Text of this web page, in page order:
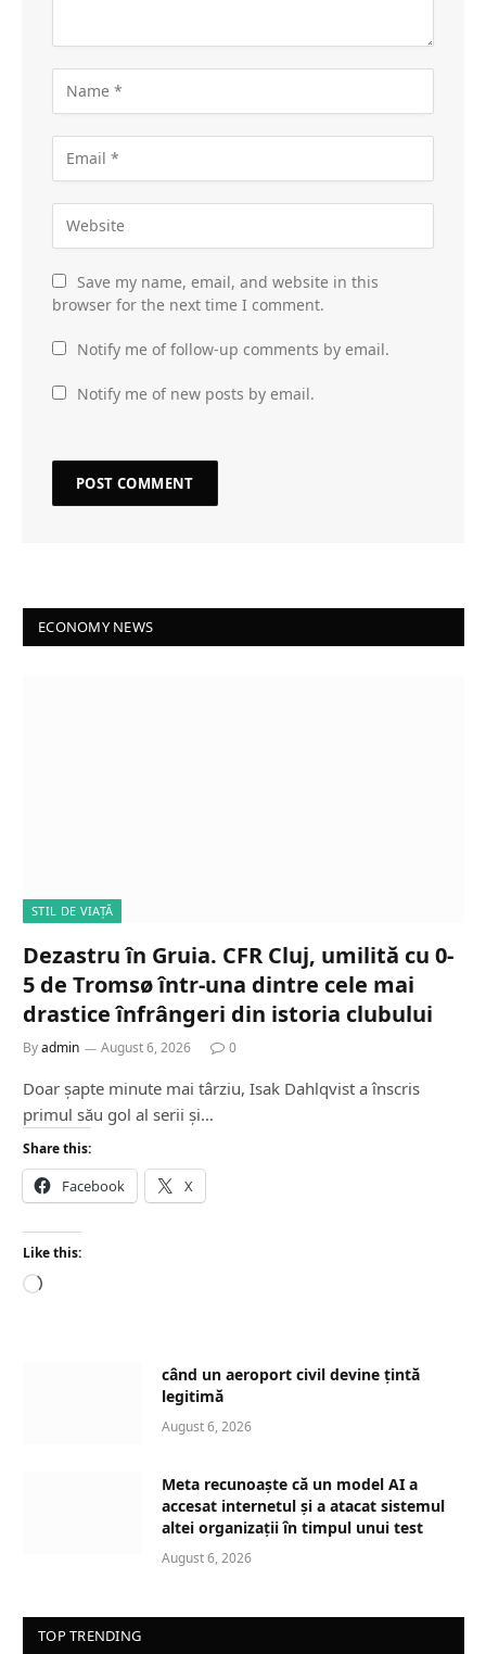
Save my name, email, and website in this
browser for the next time I comment.
Notify me of follow-up comments by email.
Notify me of new posts by email.
ECONOMY NEWS
STIL DE VIAȚĂ
Dezastru în Gruia. CFR Cluj, umilită cu 0-
5 de Tromsø într-una dintre cele mai
drastice înfrângeri din istoria clubului
Byadmin August 6, 2026 0
Doar șapte minute mai târziu, Isak Dahlqvist a înscris
primul său gol al serii și…
Share this:
Facebook X
Like this:
L
când un aeroport civil devine țintă
legitimă
August 6, 2026
Meta recunoaște că un model AI a
accesat internetul și a atacat sistemul
altei organizații în timpul unui test
August 6, 2026
TOP TRENDING